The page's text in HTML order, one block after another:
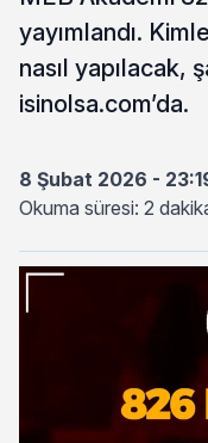
yayımlandı.
nasıl yapılacak,
isinolsa.com’da.
8 Şubat 2026 -
Okuma süresi: 2